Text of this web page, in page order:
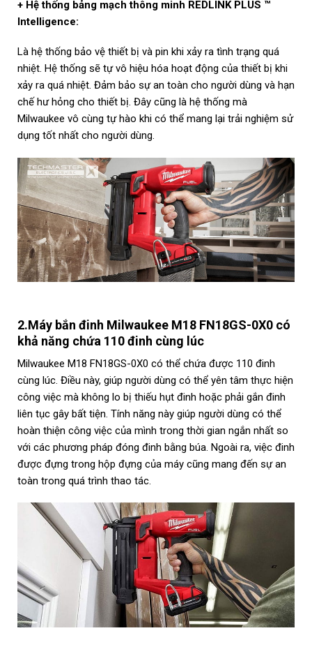
+ Hệ thống bảng mạch thông minh REDLINK PLUS ™
Intelligence:
Là hệ thống bảo vệ thiết bị và pin khi xảy ra tình trạng quá
nhiệt. Hệ thống sẽ tự vô hiệu hóa hoạt động của thiết bị khi
xảy ra quá nhiệt. Đảm bảo sự an toàn cho người dùng và hạn
chế hư hỏng cho thiết bị. Đây cũng là hệ thống mà
Milwaukee vô cùng tự hào khi có thể mang lại trải nghiệm sử
dụng tốt nhất cho người dùng.
2.Máy bắn đinh Milwaukee M18 FN18GS-0X0 có
khả năng chứa 110 đinh cùng lúc
Milwaukee M18 FN18GS-0X0 có thể chứa được 110 đinh
cùng lúc. Điều này, giúp người dùng có thể yên tâm thực hiện
công việc mà không lo bị thiếu hụt đinh hoặc phải gắn đinh
liên tục gây bất tiện. Tính năng này giúp người dùng có thể
hoàn thiện công việc của mình trong thời gian ngắn nhất so
với các phương pháp đóng đinh bằng búa. Ngoài ra, việc đinh
được đựng trong hộp đựng của máy cũng mang đến sự an
toàn trong quá trình thao tác.